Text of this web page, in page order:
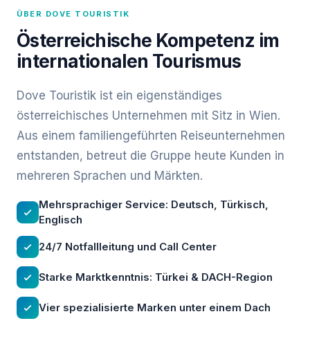
ÜBER DOVE TOURISTIK
Österreichische Kompetenz im
internationalen Tourismus
Dove Touristik ist ein eigenständiges
österreichisches Unternehmen mit Sitz in Wien.
Aus einem familiengeführten Reiseunternehmen
entstanden, betreut die Gruppe heute Kunden in
mehreren Sprachen und Märkten.
Mehrsprachiger Service: Deutsch, Türkisch,
Englisch
24/7 Notfallleitung und Call Center
Starke Marktkenntnis: Türkei & DACH-Region
Vier spezialisierte Marken unter einem Dach